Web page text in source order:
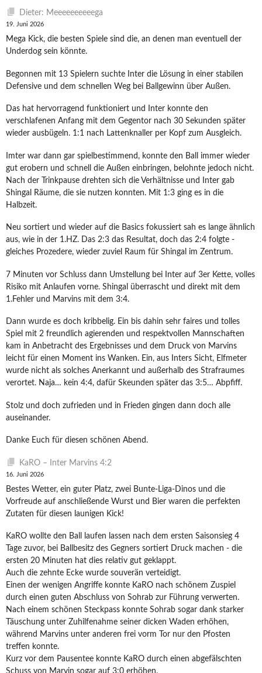
Dieter: Meeeeeeeeeega
19. Juni 2026
Mega Kick, die besten Spiele sind die, an denen man eventuell der
Underdog sein könnte.
Begonnen mit 13 Spielern suchte Inter die Lösung in einer stabilen
Defensive und dem schnellen Weg bei Ballgewinn über Außen.
Das hat hervorragend funktioniert und Inter konnte den
verschlafenen Anfang mit dem Gegentor nach 30 Sekunden später
wieder ausbügeln. 1:1 nach Lattenknaller per Kopf zum Ausgleich.
Imter war dann gar spielbestimmend, konnte den Ball immer wieder
gut erobern und schnell die Außen einbringen, belohnte jedoch nicht.
Nach der Trinkpause drehten sich die Verhältnisse und Inter gab
Shingal Räume, die sie nutzen konnten. Mit 1:3 ging es in die
Halbzeit.
Neu sortiert und wieder auf die Basics fokussiert sah es lange ähnlich
aus, wie in der 1.HZ. Das 2:3 das Resultat, doch das 2:4 folgte -
gleiches Prozedere, wieder zuviel Raum für Shingal im Zentrum.
7 Minuten vor Schluss dann Umstellung bei Inter auf 3er Kette, volles
Risiko mit Anlaufen vorne. Shingal überrascht und direkt mit dem
1.Fehler und Marvins mit dem 3:4.
Dann wurde es doch kribbelig. Ein bis dahin sehr faires und tolles
Spiel mit 2 freundlich agierenden und respektvollen Mannschaften
kam in Anbetracht des Ergebnisses und dem Druck von Marvins
leicht für einen Moment ins Wanken. Ein, aus Inters Sicht, Elfmeter
wurde nicht als solches Anerkannt und außerhalb des Strafraumes
verortet. Naja… kein 4:4, dafür Skeunden später das 3:5… Abpfiff.
Stolz und doch zufrieden und in Frieden gingen dann doch alle
auseinander.
Danke Euch für diesen schönen Abend.
KaRO – Inter Marvins 4:2
16. Juni 2026
Bestes Wetter, ein guter Platz, zwei Bunte-Liga-Dinos und die
Vorfreude auf anschließende Wurst und Bier waren die perfekten
Zutaten für diesen launigen Kick!
KaRO wollte den Ball laufen lassen nach dem ersten Saisonsieg 4
Tage zuvor, bei Ballbesitz des Gegners sortiert Druck machen - die
ersten 20 Minuten hat dies relativ gut geklappt.
Auch die zehnte Ecke wurde souverän verteidigt.
Einen der wenigen Angriffe konnte KaRO nach schönem Zuspiel
durch einen guten Abschluss von Sohrab zur Führung verwerten.
Nach einem schönen Steckpass konnte Sohrab sogar dank starker
Täuschung unter Zuhilfenahme seiner dicken Waden erhöhen,
während Marvins unter anderen frei vorm Tor nur den Pfosten
treffen konnte.
Kurz vor dem Pausentee konnte KaRO durch einen abgefälschten
Schuss von Marvin sogar auf 3:0 erhöhen.